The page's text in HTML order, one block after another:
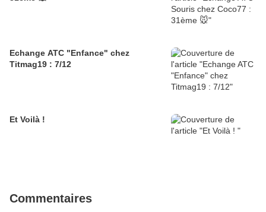
Echange ATC "Enfance" chez
Titmag19 : 7/12
Et Voilà !
Commentaires